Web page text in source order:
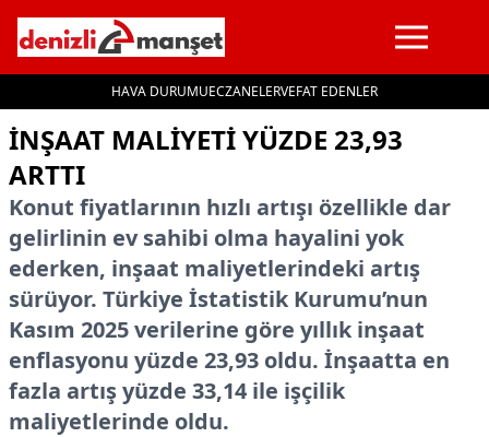
HAVA DURUMUECZANELERVEFAT EDENLER
İçeriğe geç
İNŞAAT MALIYETI YÜZDE 23,93
ARTTI
Konut fiyatlarının hızlı artışı özellikle dar
gelirlinin ev sahibi olma hayalini yok
ederken, inşaat maliyetlerindeki artış
sürüyor. Türkiye İstatistik Kurumu’nun
Kasım 2025 verilerine göre yıllık inşaat
enflasyonu yüzde 23,93 oldu. İnşaatta en
fazla artış yüzde 33,14 ile işçilik
maliyetlerinde oldu.